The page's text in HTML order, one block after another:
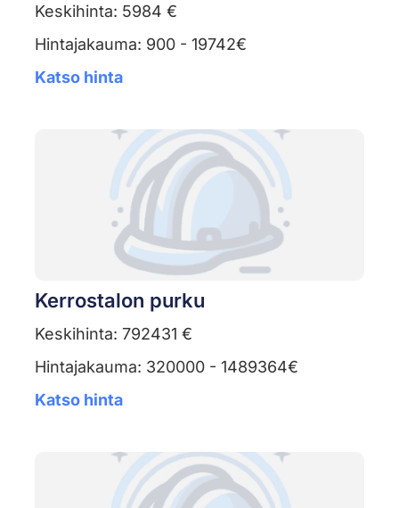
Keskihinta: 5984 €
Hintajakauma: 900 - 19742€
Katso hinta
Kerrostalon purku
Keskihinta: 792431 €
Hintajakauma: 320000 - 1489364€
Katso hinta